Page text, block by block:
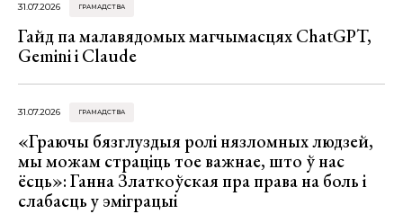
31.07.2026 ГРАМАДСТВА
Гайд па малавядомых магчымасцях ChatGPT,
Gemini і Claude
31.07.2026 ГРАМАДСТВА
«Граючы бязглуздыя ролі нязломных людзей,
мы можам страціць тое важнае, што ў нас
ёсць»: Ганна Златкоўская пра права на боль і
слабасць у эміграцыі